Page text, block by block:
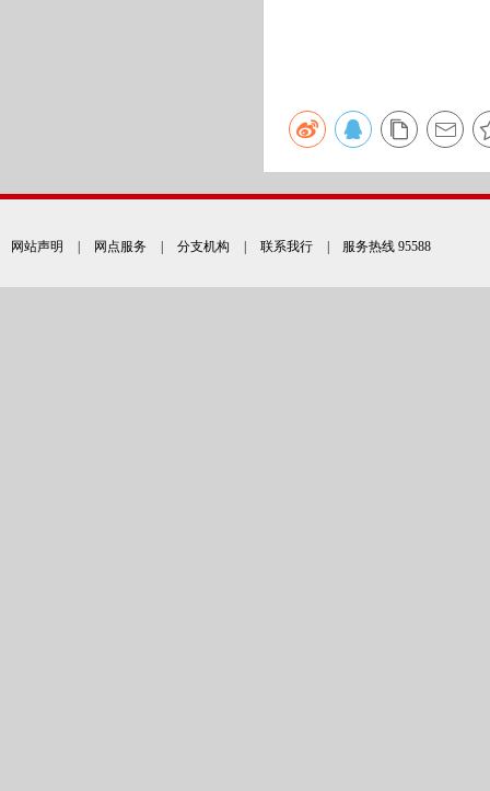
网站声明 网点服务 分支机构 联系我行 | 服务热线 95588